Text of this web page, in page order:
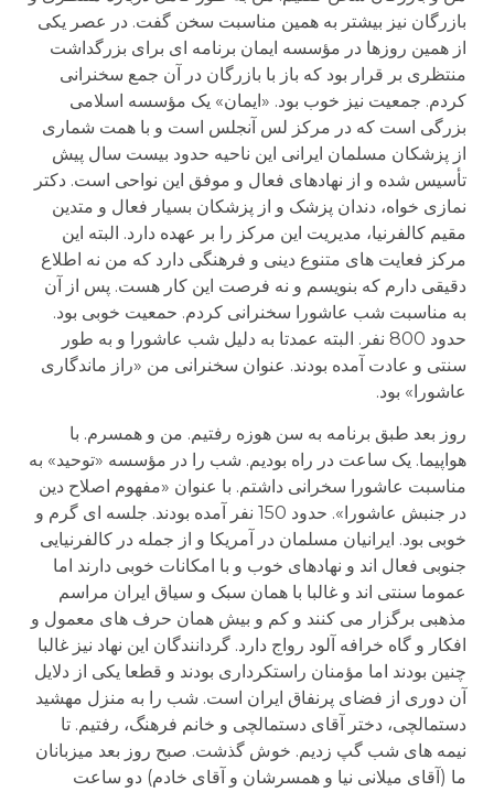
بازرگان نیز بیشتر به همین مناسبت سخن گفت. در عصر یکی
از همین روزها در مؤسسه ایمان برنامه ای برای بزرگداشت
منتظری بر قرار بود که باز با بازرگان در آن جمع سخنرانی
کردم. جمعیت نیز خوب بود. «ایمان» یک مؤسسه اسلامی
بزرگی است که در مرکز لس آنجلس است و با همت شماری
از پزشکان مسلمان ایرانی این ناحیه حدود بیست سال پیش
تأسیس شده و از نهادهای فعال و موفق این نواحی است. دکتر
نمازی خواه، دندان پزشک و از پزشکان بسیار فعال و متدین
مقیم کالفرنیا، مدیریت این مرکز را بر عهده دارد. البته این
مرکز فعایت های متنوع دینی و فرهنگی دارد که من نه اطلاع
دقیقی دارم که بنویسم و نه فرصت این کار هست. پس از آن
به مناسبت شب عاشورا سخنرانی کردم. حمعیت خوبی بود.
حدود 800 نفر. البته عمدتا به دلیل شب عاشورا و به طور
سنتی و عادت آمده بودند. عنوان سخنرانی من «راز ماندگاری
عاشورا» بود.
روز بعد طبق برنامه به سن هوزه رفتیم. من و همسرم. با
هواپیما. یک ساعت در راه بودیم. شب را در مؤسسه «توحید» به
مناسبت عاشورا سخرانی داشتم. با عنوان «مفهوم اصلاح دین
در جنبش عاشورا». حدود 150 نفر آمده بودند. جلسه ای گرم و
خوبی بود. ایرانیان مسلمان در آمریکا و از جمله در کالفرنیایی
جنوبی فعال اند و نهادهای خوب و با امکانات خوبی دارند اما
عموما سنتی اند و غالبا با همان سبک و سیاق ایران مراسم
مذهبی برگزار می کنند و کم و بیش همان حرف های معمول و
افکار و گاه خرافه آلود رواج دارد. گردانندگان این نهاد نیز غالبا
چنین بودند اما مؤمنان راستکرداری بودند و قطعا یکی از دلایل
آن دوری از فضای پرنفاق ایران است. شب را به منزل مهشید
دستمالچی، دختر آقای دستمالچی و خانم فرهنگ، رفتیم. تا
نیمه های شب گپ زدیم. خوش گذشت. صبح روز بعد میزبانان
ما (آقای میلانی نیا و همسرشان و آقای خادم) دو ساعت